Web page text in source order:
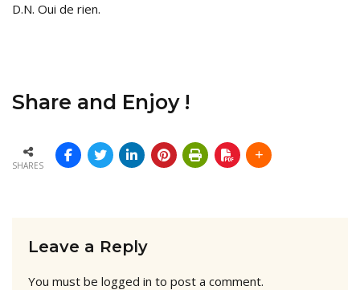
D.N. Oui de rien.
Share and Enjoy !
SHARES
Leave a Reply
You must be logged in to post a comment.